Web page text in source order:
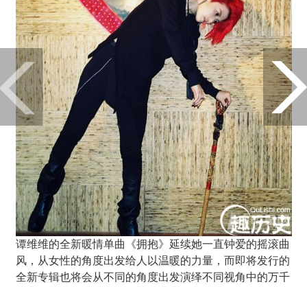
谭维维的全新暖情单曲《拥抱》延续她一直钟爱的摇滚曲
风，从女性的角度出发给人以温暖的力量，而即将发行的
全新专辑也将会从不同的角度出发演绎不同视角中的万千